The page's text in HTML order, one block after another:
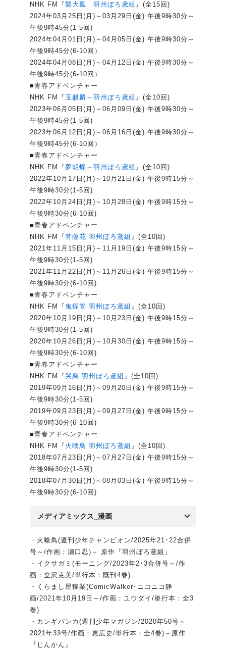
NHK FM『襲大鳳 羽州ぼろ鳶組 』(全15回)
2024年03月25日(月)～03月29日(金) 午後9時30分～
午後9時45分(1-5回)
2024年04月01日(月)～04月05日(金) 午後9時30分～
午後9時45分(6-10回）
2024年04月08日(月)～04月12日(金) 午後9時30分～
午後9時45分(6-10回）
■青春アドベンチャー
NHK FM『 玉麒麟～羽州ぼろ鳶組 』(全10回)
2023年06月05日(月)～06月09日(金) 午後9時30分～
午後9時45分(1-5回)
2023年06月12日(月)～06月16日(金) 午後9時30分～
午後9時45分(6-10回）
■青春アドベンチャー
NHK FM『夢胡蝶～羽州ぼろ鳶組 』(全10回)
2022年10月17日(月)～10月21日(金) 午後9時15分～
午後9時30分(1-5回)
2022年10月24日(月)～10月28日(金) 午後9時15分～
午後9時30分(6-10回)
■青春アドベンチャー
NHK FM『菩薩花 羽州ぼろ鳶組 』(全10回)
2021年11月15日(月)～11月19日(金) 午後9時15分～
午後9時30分(1-5回)
2021年11月22日(月)～11月26日(金) 午後9時15分～
午後9時30分(6-10回)
■青春アドベンチャー
NHK FM『 鬼煙管 羽州ぼろ鳶組 』(全10回)
2020年10月19日(月)～10月23日(金) 午後9時15分～
午後9時30分(1-5回)
2020年10月26日(月)～10月30日(金) 午後9時15分～
午後9時30分(6-10回)
■青春アドベンチャー
NHK FM『 哭烏 羽州ぼろ鳶組 』(全10回)
2019年09月16日(月)～09月20日(金) 午後9時15分～
午後9時30分(1-5回)
2019年09月23日(月)～09月27日(金) 午後9時15分～
午後9時30分(6-10回)
■青春アドベンチャー
NHK FM『 火喰鳥 羽州ぼろ鳶組 』(全10回)
2018年07月23日(月)～07月27日(金) 午後9時15分～
午後9時30分(1-5回)
2018年07月30日(月)～08月03日(金) 午後9時15分～
午後9時30分(6-10回)
メディアミックス_漫画
・火喰鳥(週刊少年チャンピオン/2025年21･22合併
号～/作画：瀬口忍)－ 原作『羽州ぼろ鳶組』
・イクサガミ(モーニング/2023年2･3合併号～/作
画：立沢克美/単行本：既刊4巻)
・くらまし屋稼業(ComicWalker･ニコニコ静
画/2021年10月19日～/作画：ユウダイ/単行本：全3
巻)
・カンギバンカ(週刊少年マガジン/2020年50号～
2021年33号/作画：恵広史/単行本：全4巻)－原作
『じんかん』